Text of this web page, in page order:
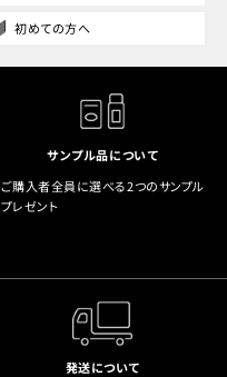
初めての方へ
サンプル品について
ご購入者全員に選べる2つのサンプル
プレゼント
発送について